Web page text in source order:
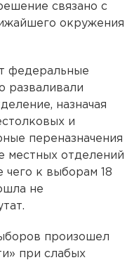
связано с
окружения
федеральные
разваливали
назначая
и
переназначения
местных отделений
чего к выборам 18
не
произошел
при слабых